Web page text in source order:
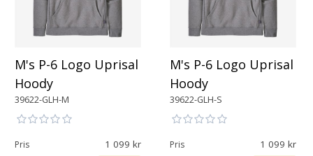
M's P-6 Logo Uprisal
Hoody
39622-GLH-M
Pris 1 099
M's P-6 Logo Uprisal
Hoody
39622-GLH-S
Pris 1 099